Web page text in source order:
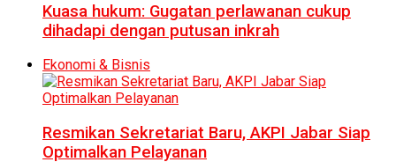
Kuasa hukum: Gugatan perlawanan cukup
dihadapi dengan putusan inkrah
Ekonomi & Bisnis
Resmikan Sekretariat Baru, AKPI Jabar Siap
Optimalkan Pelayanan